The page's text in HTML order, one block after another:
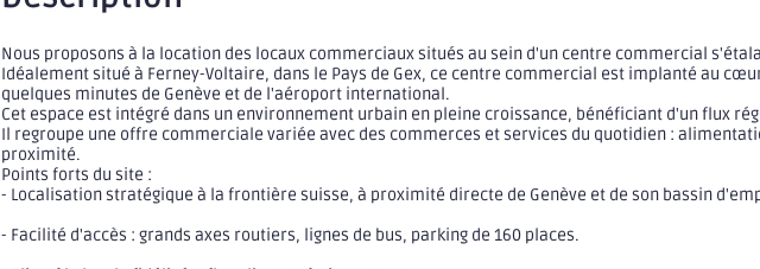
Nous proposons à la location des locaux commerciaux situés au sein d'un centre commercial
Idéalement situé à Ferney-Voltaire, dans le Pays de Gex, ce centre commercial est implanté au
quelques minutes de Genève et de l'aéroport international.
Cet espace est intégré dans un environnement urbain en pleine croissance, bénéficiant d'un flux
Il regroupe une offre commerciale variée avec des commerces et services du quotidien :
proximité.
Points forts du site :
- Localisation stratégique à la frontière suisse, à proximité directe de Genève et de son bassin
- Facilité d'accès : grands axes routiers, lignes de bus, parking de 160 places.